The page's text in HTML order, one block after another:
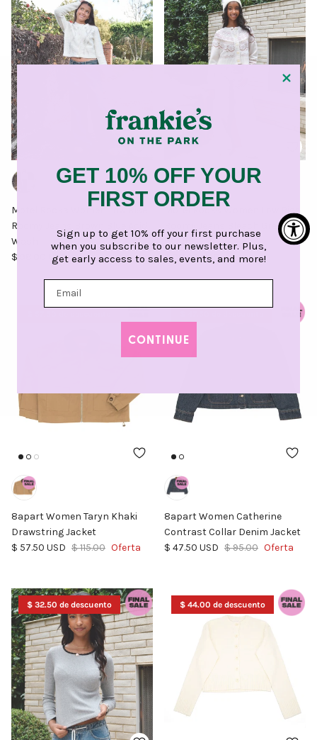
Motel Rocks Women Low Rise
Roomy Jeans Brown Blue Acid
Wash
Precio normal
$ 98.00 USD
Motel Rocks Women Low Rise
Roomy Jeans Bleach Grey
Wash
Precio normal
$ 98.00 USD
8apart Women Taryn Khaki
Drawstring Jacket
Precio de venta
$ 57.50 USD Precio normal
$ 115.00 Oferta
8apart Women Catherine
Contrast Collar Denim Jacket
Precio de venta
$ 47.50 USD Precio normal
$ 95.00 Oferta
$ 32.50 de descuento $ 44.00 de descuento
GET 10% OFF YOUR
FIRST ORDER
Sign up to get 10% off your first purchase
when you subscribe to our newsletter. Plus,
get early access to sales, events, and more!
CONTINUE